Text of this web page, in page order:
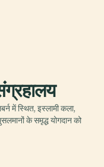
में स्थित, इस्लामी कला,
के समृद्ध योगदान को